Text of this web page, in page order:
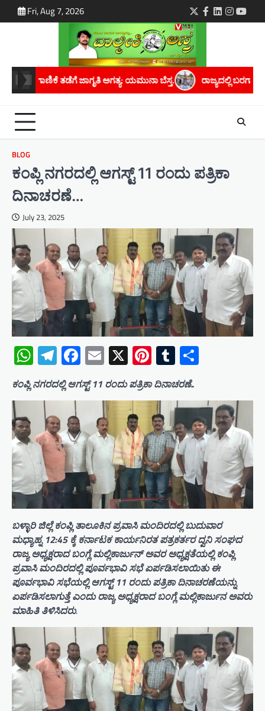
to
Fri, Aug 7, 2026 Twitter
Facebook
LinkedIn
ಯಮುನಾ ಬೆಸ್ತ. ರಾಜ್ಯದಲ್ಲಿ ಬರಗಾಲದ ಛಾಯೆ ಆವರಿಸಿದೆ; ಸರ್ಕಾರ ತಕ್ಷಣ
BLOG
ಕಂಪ್ಲಿ ನಗರದಲ್ಲಿ ಆಗಸ್ಟ್ 11 ರಂದು ಪತ್ರಿಕಾ
ದಿನಾಚರಣೆ…
July 23, 2025
WhatsApp
Telegram
Facebook
Email
X Pinterest
Tumblr
ಕಂಪ್ಲಿ ನಗರದಲ್ಲಿ ಆಗಸ್ಟ್ 11 ರಂದು ಪತ್ರಿಕಾ ದಿನಾಚರಣೆ..
ಬಳ್ಳಾರಿ ಜಿಲ್ಲೆ ಕಂಪ್ಲಿ ತಾಲೂಕಿನ ಪ್ರವಾಸಿ ಮಂದಿರದಲ್ಲಿ ಬುದುವಾರ
ಮಧ್ಯಾಹ್ನ 12:45 ಕ್ಕೆ ಕರ್ನಾಟಕ ಕಾರ್ಯನಿರತ ಪತ್ರಕರ್ತರ ದ್ವನಿ ಸಂಘದ
ರಾಜ್ಯ ಅಧ್ಯಕ್ಷರಾದ ಬಂಗ್ಲೆ ಮಲ್ಲಿಕಾರ್ಜುನ್ ಅವರ ಅಧ್ಯಕ್ಷತೆಯಲ್ಲಿ ಕಂಪ್ಲಿ
ಪ್ರವಾಸಿ ಮಂದಿರದಲ್ಲಿ ಪೂರ್ವಭಾವಿ ಸಭೆ ಏರ್ಪಡಿಸಲಾಯಿತು ಈ
ಪೂರ್ವಭಾವಿ ಸಭೆಯಲ್ಲಿ ಆಗಸ್ಟ್ 11 ರಂದು ಪತ್ರಿಕಾ ದಿನಾಚರಣೆಯನ್ನು
ಏರ್ಪಡಿಸಲಾಗುತ್ತೆ ಎಂದು ರಾಜ್ಯ ಅಧ್ಯಕ್ಷರಾದ ಬಂಗ್ಲೆ ಮಲ್ಲಿಕಾರ್ಜುನ ಅವರು
ಮಾಹಿತಿ ತಿಳಿಸಿದರು.